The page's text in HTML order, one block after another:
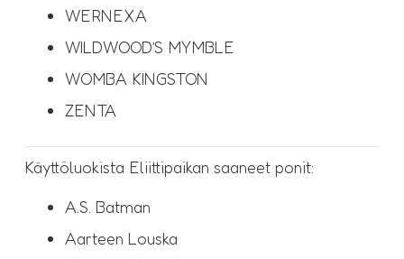
WERNEXA
WILDWOOD’S MYMBLE
WOMBA KINGSTON
ZENTA
Käyttöluokista Eliittipaikan saaneet ponit:
A.S. Batman
Aarteen Louska